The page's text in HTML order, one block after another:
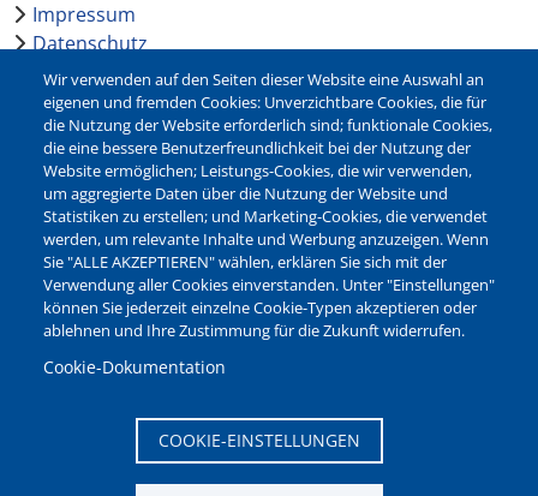
Impressum
Datenschutz
Barrierefreiheit
Leichte Sprache
Bankverbindungen
Pressestelle
Kontakt
NEWSLETTER
Jetzt die verschiedenen Newsletter der Stadt Waltrop
abonnieren:
Newsletter verwalten
Wir verwenden auf den Seiten dieser Website eine Auswahl an
eigenen und fremden Cookies: Unverzichtbare Cookies, die für
die Nutzung der Website erforderlich sind; funktionale Cookies,
die eine bessere Benutzerfreundlichkeit bei der Nutzung der
Website ermöglichen; Leistungs-Cookies, die wir verwenden,
um aggregierte Daten über die Nutzung der Website und
Statistiken zu erstellen; und Marketing-Cookies, die verwendet
werden, um relevante Inhalte und Werbung anzuzeigen. Wenn
Sie "ALLE AKZEPTIEREN" wählen, erklären Sie sich mit der
Verwendung aller Cookies einverstanden. Unter "Einstellungen"
können Sie jederzeit einzelne Cookie-Typen akzeptieren oder
ablehnen und Ihre Zustimmung für die Zukunft widerrufen.
Cookie-Dokumentation
COOKIE-EINSTELLUNGEN